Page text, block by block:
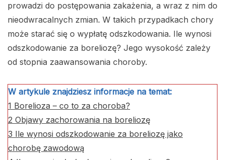
prowadzi do postępowania zakażenia, a wraz z nim do
nieodwracalnych zmian. W takich przypadkach chory
może starać się o wypłatę odszkodowania. Ile wynosi
odszkodowanie za boreliozę? Jego wysokość zależy
od stopnia zaawansowania choroby.
W artykule znajdziesz informacje na temat:
1 Borelioza – co to za choroba?
2 Objawy zachorowania na boreliozę
3 Ile wynosi odszkodowanie za boreliozę jako
chorobę zawodową